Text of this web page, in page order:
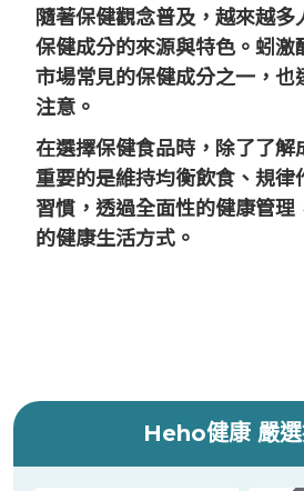
隨著保健觀念普及，越來越多
保健成分的來源與特色。蚓激
市場常見的保健成分之一，也
注意。
在選擇保健食品時，除了了解
重要的是維持均衡飲食、規律
習慣，透過全面性的健康管理
的健康生活方式。
Heho健康 嚴